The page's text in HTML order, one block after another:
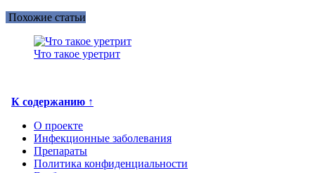
Похожие статьи
Что такое уретрит
К содержанию ↑
О проекте
Инфекционные заболевания
Препараты
Политика конфиденциальности